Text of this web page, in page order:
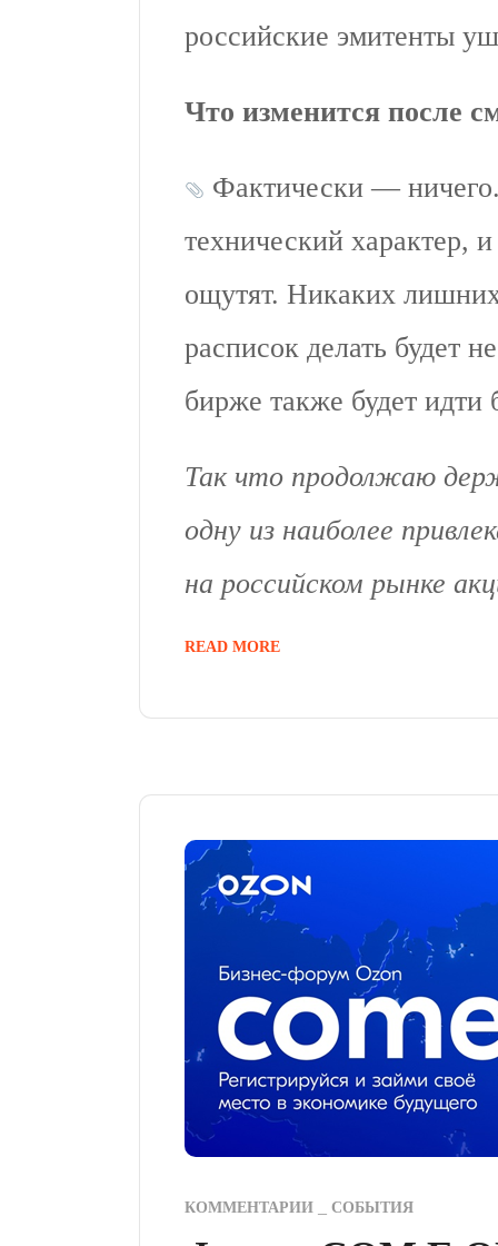
российские эмитенты
Что изменится после
Фактически —
технический характер,
ощутят. Никаких
расписок делать будет
бирже также будет идти
Так что продолжаю
одну из наиболее
на российском рынке
READ MORE
КОММЕНТАРИИ СОБЫТИЯ